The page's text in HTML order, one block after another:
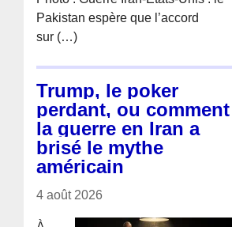
Pakistan espère que l’accord
sur (…)
Trump, le poker
perdant, ou comment
la guerre en Iran a
brisé le mythe
américain
4 août 2026